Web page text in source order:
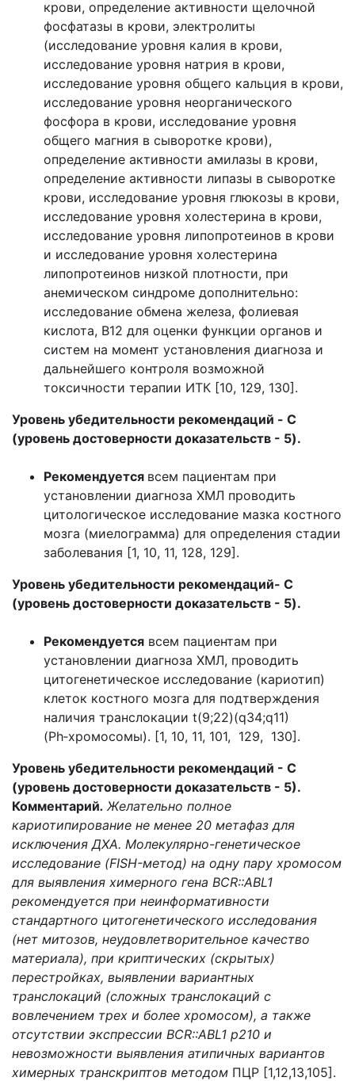
крови, определение активности щелочной
фосфатазы в крови, электролиты
(исследование уровня калия в крови,
исследование уровня натрия в крови,
исследование уровня общего кальция в крови,
исследование уровня неорганического
фосфора в крови, исследование уровня
общего магния в сыворотке крови),
определение активности амилазы в крови,
определение активности липазы в сыворотке
крови, исследование уровня глюкозы в крови,
исследование уровня холестерина в крови,
исследование уровня липопротеинов в крови
и исследование уровня холестерина
липопротеинов низкой плотности, при
анемическом синдроме дополнительно:
исследование обмена железа, фолиевая
кислота, В12 для оценки функции органов и
систем на момент установления диагноза и
дальнейшего контроля возможной
токсичности терапии ИТК [10, 129, 130].
Уровень убедительности рекомендаций - C
(уровень достоверности доказательств - 5).
Рекомендуется всем пациентам при
установлении диагноза ХМЛ проводить
цитологическое исследование мазка костного
мозга (миелограмма) для определения стадии
заболевания [1, 10, 11, 128, 129].
Уровень убедительности рекомендаций- C
(уровень достоверности доказательств - 5).
Рекомендуется всем пациентам при
установлении диагноза ХМЛ, проводить
цитогенетическое исследование (кариотип)
клеток костного мозга для подтверждения
наличия транслокации t(9;22)(q34;q11)
(Ph‑хромосомы). [1, 10, 11, 101, 129, 130].
Уровень убедительности рекомендаций - С
(уровень достоверности доказательств - 5).
Комментарий. Желательно полное
кариотипирование не менее 20 метафаз для
исключения ДХА. Молекулярно-генетическое
исследование (FISH-метод) на одну пару хромосом
для выявления химерного гена BCR::ABL1
рекомендуется при неинформативности
стандартного цитогенетического исследования
(нет митозов, неудовлетворительное качество
материала), при криптических (скрытых)
перестройках, выявлении вариантных
транслокаций (сложных транслокаций с
вовлечением трех и более хромосом), а также
отсутствии экспрессии BCR::ABL1 p210 и
невозможности выявления атипичных вариантов
химерных транскриптов методом ПЦР [1,12,13,105].